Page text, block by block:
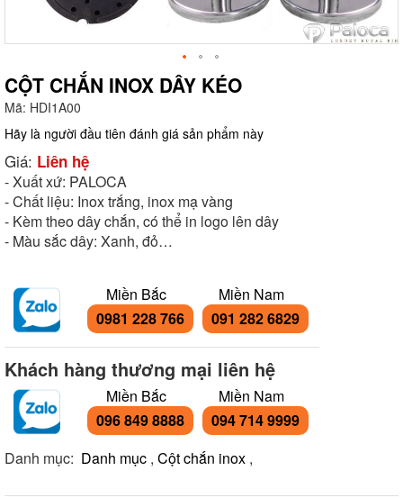
CỘT CHẮN INOX DÂY KÉO
Mã: HDI1A00
Hãy là người đầu tiên đánh giá sản phẩm này
Giá: Liên hệ
- Xuất xứ: PALOCA
- Chất liệu: Inox trắng, inox mạ vàng
- Kèm theo dây chắn, có thể in logo lên dây
- Màu sắc dây: Xanh, đỏ…
Miền Bắc
0981 228 766
Miền Nam
091 282 6829
Khách hàng thương mại liên hệ
Miền Bắc
096 849 8888
Miền Nam
094 714 9999
Danh mục: Danh mục , Cột chắn inox ,